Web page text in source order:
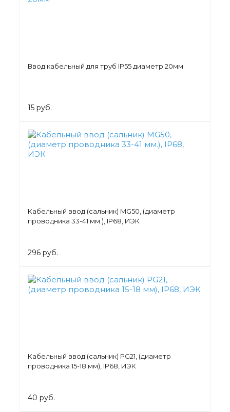
Ввод кабельный для труб IP55 диаметр 20мм
15 руб.
Кабельный ввод (сальник) MG50, (диаметр
проводника 33-41 мм.), IP68, ИЭК
296 руб.
Кабельный ввод (сальник) PG21, (диаметр
проводника 15-18 мм), IP68, ИЭК
40 руб.